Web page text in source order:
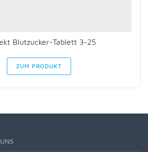
Blutzucker-Tablett 3-25
ZUM PRODUKT